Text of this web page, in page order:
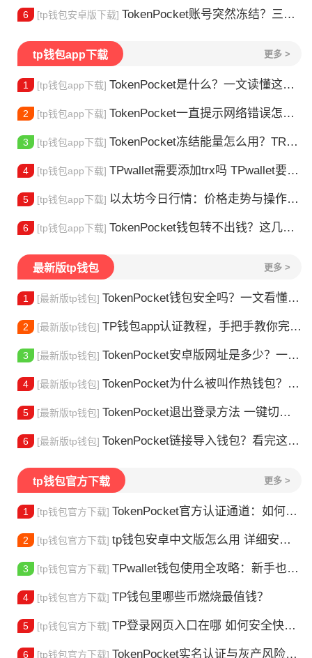
6 [tp钱包安卓版下载] TokenPocket账号突然冻结？三步教你快速解冻
tp钱包app下载 更多 >
1 [tp钱包app下载] TokenPocket是什么？一文读懂这款热门多链钱包
2 [tp钱包app下载] TokenPocket一直提示网络错误怎么办？这几个方法帮你快速解决
3 [tp钱包app下载] TokenPocket冻结能量怎么用？TRX冻结获取能量详解
4 [tp钱包app下载] TPwallet需要添加trx吗 TPwallet要不要充TRX？一文说清
5 [tp钱包app下载] 以太坊今日行情：价格走势与操作建议
6 [tp钱包app下载] TokenPocket钱包转不出钱？这几种情况你可能遇到过
最新版tp钱包 更多 >
1 [最新版tp钱包] TokenPocket钱包安全吗？一文看懂真实风险
2 [最新版tp钱包] TP钱包app认证教程，手把手教你完成身份验证
3 [最新版tp钱包] TokenPocket安卓版网址是多少？一文教你安全下载
4 [最新版tp钱包] TokenPocket为什么被叫作热钱包？一文讲清楚
5 [最新版tp钱包] TokenPocket退出登录方法 一键切换账号超简单
6 [最新版tp钱包] TokenPocket链接导入钱包？看完这篇就懂了
tp钱包官方下载 更多 >
1 [tp钱包官方下载] TokenPocket官方认证通道：如何找到真正的官方渠道
2 [tp钱包官方下载] tp钱包安卓中文版怎么用 详细安装教程
3 [tp钱包官方下载] TPwallet钱包使用全攻略：新手也能快速上手掌握
4 [tp钱包官方下载] TP钱包里哪些币燃烧最值钱？
5 [tp钱包官方下载] TP登录网页入口在哪 如何安全快速登陆平台
6 [tp钱包官方下载] TokenPocket实名认证与灰产风险全解析